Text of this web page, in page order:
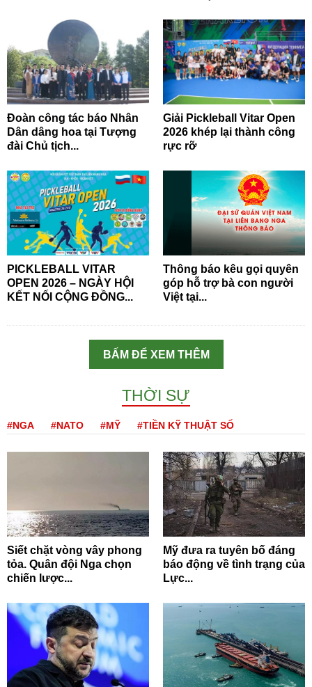
Đoàn công tác báo Nhân
Dân dâng hoa tại Tượng
đài Chủ tịch...
Giải Pickleball Vitar Open
2026 khép lại thành công
rực rỡ
PICKLEBALL VITAR
OPEN 2026 – NGÀY HỘI
KẾT NỐI CỘNG ĐỒNG...
Thông báo kêu gọi quyên
góp hỗ trợ bà con người
Việt tại...
BẤM ĐỂ XEM THÊM
THỜI SỰ
#NGA #NATO #MỸ #TIỀN KỸ THUẬT SỐ
Siết chặt vòng vây phong
tỏa. Quân đội Nga chọn
chiến lược...
Mỹ đưa ra tuyên bố đáng
báo động về tình trạng của
Lực...